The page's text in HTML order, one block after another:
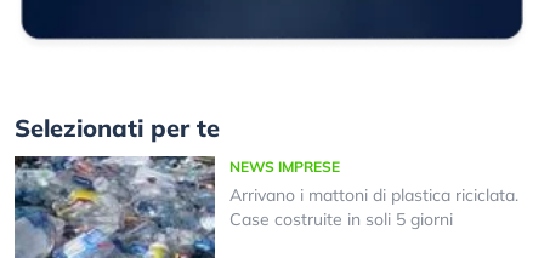
Selezionati per te
NEWS IMPRESE
Arrivano i mattoni di plastica riciclata.
Case costruite in soli 5 giorni